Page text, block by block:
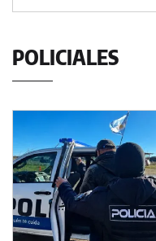
POLICIALES